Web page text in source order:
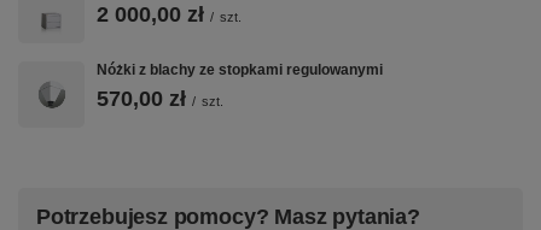
2 000,00 zł / szt.
Nóżki z blachy ze stopkami regulowanymi
570,00 zł / szt.
Potrzebujesz pomocy? Masz pytania?